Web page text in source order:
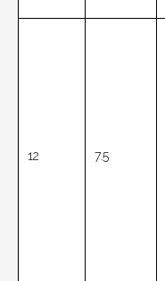
12 7.5